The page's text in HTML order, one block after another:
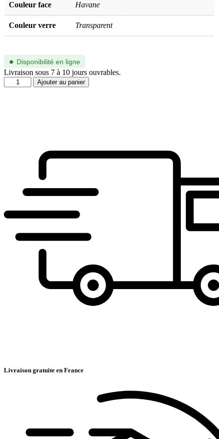
Couleur face Havane
Couleur verre Transparent
● Disponibilité en ligne
Livraison sous 7 à 10 jours ouvrables.
quantité
de
Ajouter au panier
Livraison gratuite en France